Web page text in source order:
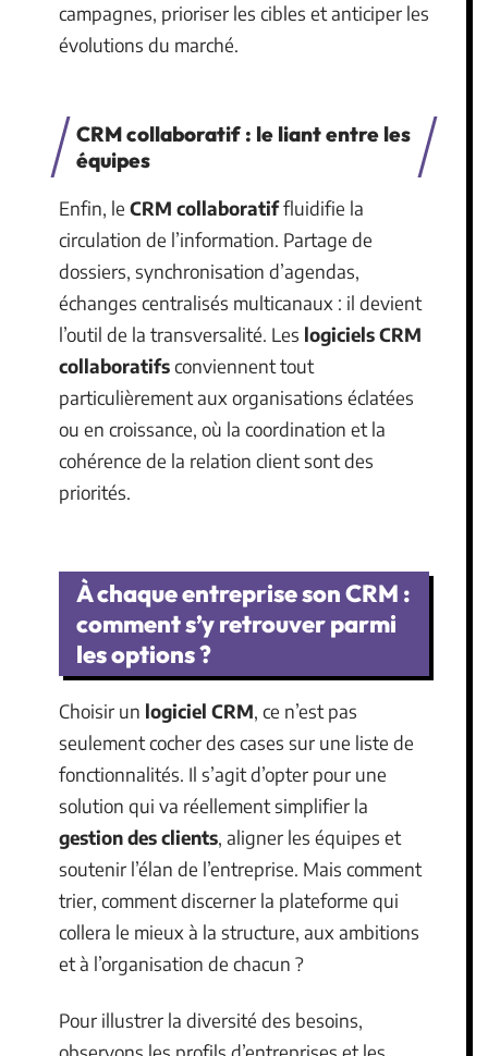
campagnes, prioriser les cibles et anticiper les
évolutions du marché.
CRM collaboratif : le liant entre les
équipes
Enfin, le CRM collaboratiffluidifie la
circulation de l’information. Partage de
dossiers, synchronisation d’agendas,
échanges centralisés multicanaux : il devient
l’outil de la transversalité. Les logiciels CRM
collaboratifsconviennent tout
particulièrement aux organisations éclatées
ou en croissance, où la coordination et la
cohérence de la relation client sont des
priorités.
À chaque entreprise son CRM :
comment s’y retrouver parmi
les options ?
Choisir un logiciel CRM, ce n’est pas
seulement cocher des cases sur une liste de
fonctionnalités. Il s’agit d’opter pour une
solution qui va réellement simplifier la
gestion des clients, aligner les équipes et
soutenir l’élan de l’entreprise. Mais comment
trier, comment discerner la plateforme qui
collera le mieux à la structure, aux ambitions
et à l’organisation de chacun ?
Pour illustrer la diversité des besoins,